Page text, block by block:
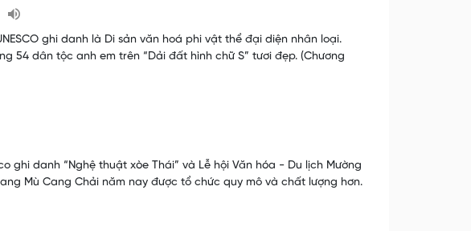
ghi danh là Di sản văn hoá phi vật thể đại diện nhân loại.
54 dân tộc anh em trên “Dải đất hình chữ S” tươi đẹp. (Chương
ghi danh “Nghệ thuật xòe Thái” và Lễ hội Văn hóa - Du lịch Mường
Mù Cang Chải năm nay được tổ chức quy mô và chất lượng hơn.